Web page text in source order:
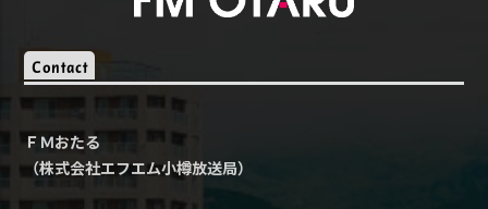
Contact
ＦＭおたる
（株式会社エフエム小樽放送局）